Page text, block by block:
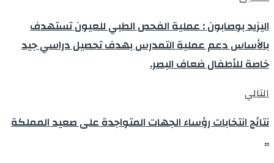
اليزيد بوصابون : عملية الفحص الطبي للعيون تستهدف
بالأساس دعم عملية التمدرس بهدف تحصيل دراسي جيد
خاصة للأطفال ضعاف البصر.
التالي
نتائج انتخابات رؤساء الجهات المتواجدة على صعيد المملكة
..